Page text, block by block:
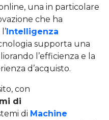
una in particolare
che ha
Intelligenza
supporta una
l’efficienza e la
d’acquisto.
con
di
di Machine